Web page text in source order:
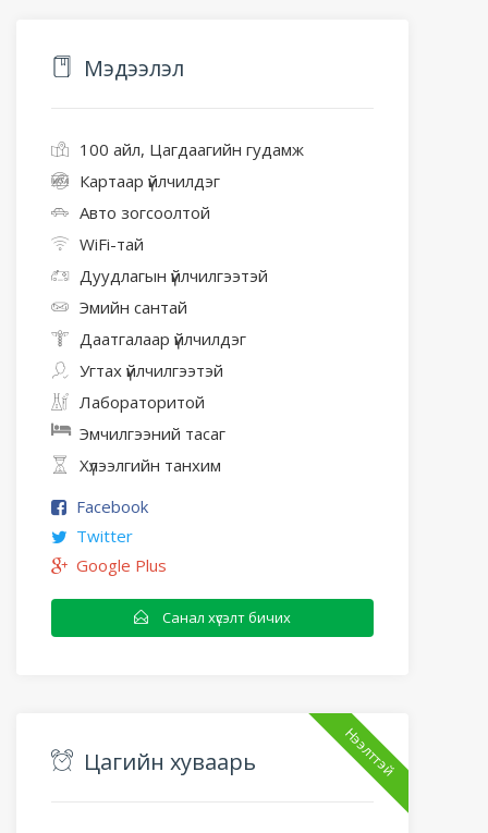
Мэдээлэл
100 айл, Цагдаагийн гудамж
Картаар үйлчилдэг
Авто зогсоолтой
WiFi-тай
Дуудлагын үйлчилгээтэй
Эмийн сантай
Даатгалаар үйлчилдэг
Угтах үйлчилгээтэй
Лабораторитой
Эмчилгээний тасаг
Хүлээлгийн танхим
Facebook
Twitter
Google Plus
Санал хүсэлт бичих
Нээлттэй
Цагийн хуваарь